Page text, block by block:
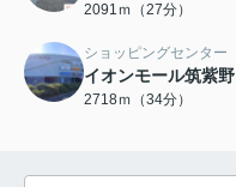
2091ｍ（27分）
ショッピングセンター
イオンモール筑紫野
2718ｍ（34分）